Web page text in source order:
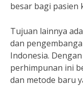
besar bagi pasien
Tujuan lainnya
dan
Indonesia.
perhimpunan ini
dan metode baru